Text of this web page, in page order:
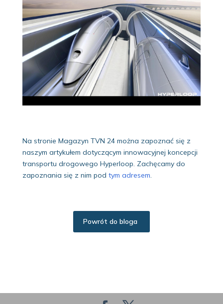
Na stronie Magazyn TVN 24 można zapoznać się z
naszym artykułem dotyczącym innowacyjnej koncepcji
transportu drogowego Hyperloop. Zachęcamy do
zapoznania się z nim pod tym adresem.
Powrót do bloga